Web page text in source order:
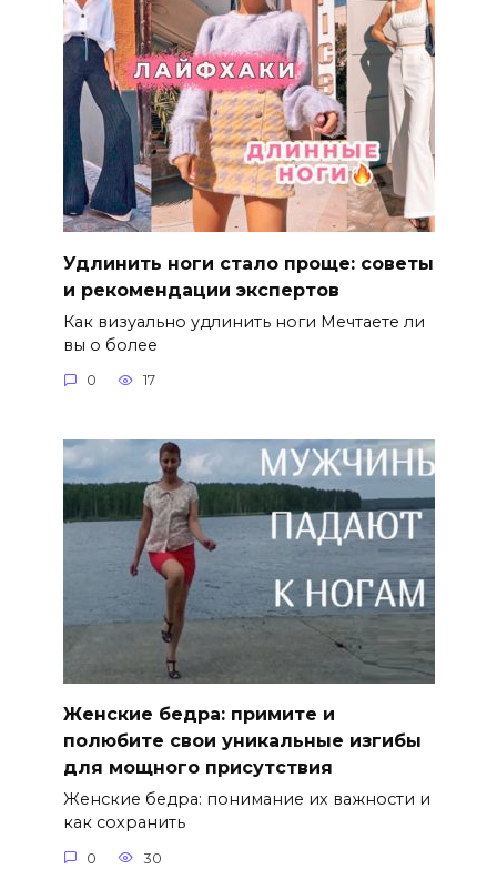
Удлинить ноги стало проще: советы
и рекомендации экспертов
Как визуально удлинить ноги Мечтаете ли
вы о более
0 17
Женские бедра: примите и
полюбите свои уникальные изгибы
для мощного присутствия
Женские бедра: понимание их важности и
как сохранить
0 30